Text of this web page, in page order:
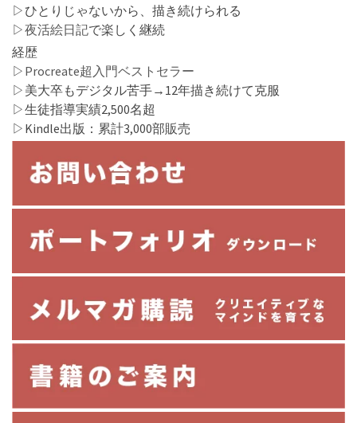
▷ひとりじゃないから、描き続けられる
▷夜活絵日記で楽しく継続
経歴
▷ Procreate超入門ベストセラー
▷美大卒もデジタル苦手→12年描き続けて克服
▷生徒指導実績2,500名超
▷Kindle出版：累計3,000部販売